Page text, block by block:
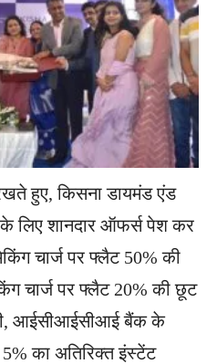
हुए, किसना डायमंड एंड
के लिए शानदार ऑफर्स पेश कर
चार्ज पर फ्लैट 50% की
चार्ज पर फ्लैट 20% की छूट
आईसीआईसीआई बैंक के
का अतिरिक्त इंस्टेंट